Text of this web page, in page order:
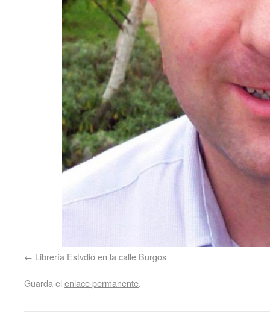
Librería Estvdio en la calle Burgos
Guarda el enlace permanente.